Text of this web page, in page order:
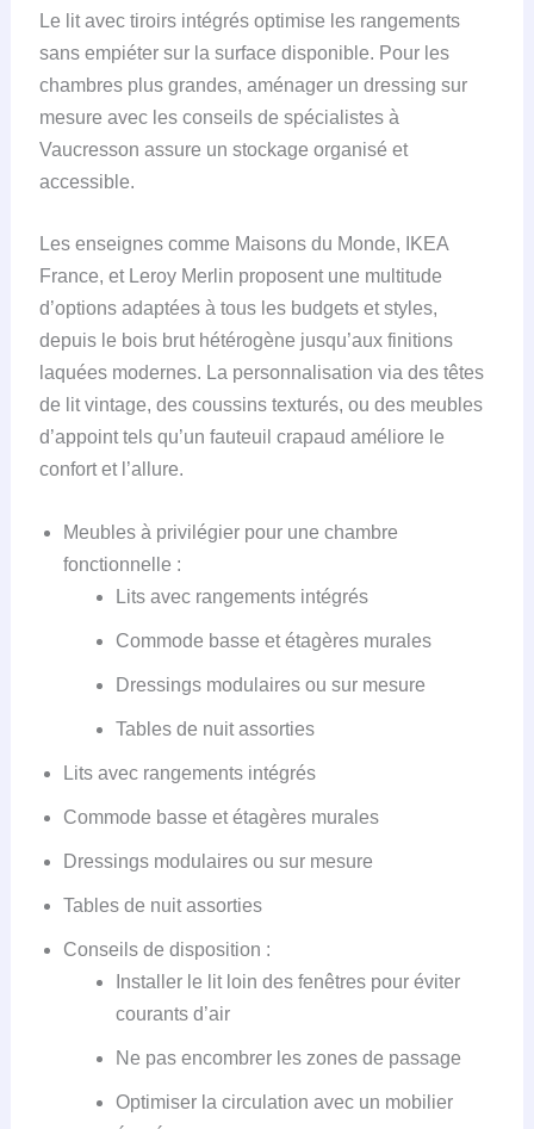
Le lit avec tiroirs intégrés optimise les rangements
sans empiéter sur la surface disponible. Pour les
chambres plus grandes, aménager un dressing sur
mesure avec les conseils de spécialistes à
Vaucresson assure un stockage organisé et
accessible.
Les enseignes comme Maisons du Monde, IKEA
France, et Leroy Merlin proposent une multitude
d’options adaptées à tous les budgets et styles,
depuis le bois brut hétérogène jusqu’aux finitions
laquées modernes. La personnalisation via des têtes
de lit vintage, des coussins texturés, ou des meubles
d’appoint tels qu’un fauteuil crapaud améliore le
confort et l’allure.
Meubles à privilégier pour une chambre
fonctionnelle :
Lits avec rangements intégrés
Commode basse et étagères murales
Dressings modulaires ou sur mesure
Tables de nuit assorties
Lits avec rangements intégrés
Commode basse et étagères murales
Dressings modulaires ou sur mesure
Tables de nuit assorties
Conseils de disposition :
Installer le lit loin des fenêtres pour éviter
courants d’air
Ne pas encombrer les zones de passage
Optimiser la circulation avec un mobilier